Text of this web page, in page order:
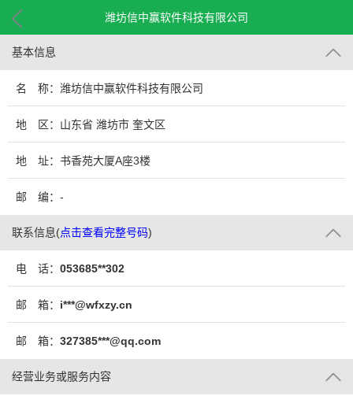
潍坊信中赢软件科技有限公司
基本信息
名 称：潍坊信中赢软件科技有限公司
地 区：山东省 潍坊市 奎文区
地 址：书香苑大厦A座3楼
邮 编：-
联系信息(点击查看完整号码)
电 话： 053685**302
邮 箱： i***@wfxzy.cn
邮 箱： 327385***@qq.com
经营业务或服务内容